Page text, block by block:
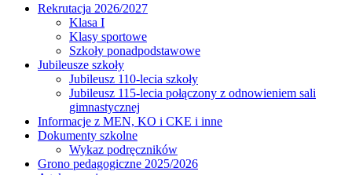
Rekrutacja 2026/2027
Klasa I
Klasy sportowe
Szkoły ponadpodstawowe
Jubileusze szkoły
Jubileusz 110-lecia szkoły
Jubileusz 115-lecia połączony z odnowieniem sali
gimnastycznej
Informacje z MEN, KO i CKE i inne
Dokumenty szkolne
Wykaz podręczników
Grono pedagogiczne 2025/2026